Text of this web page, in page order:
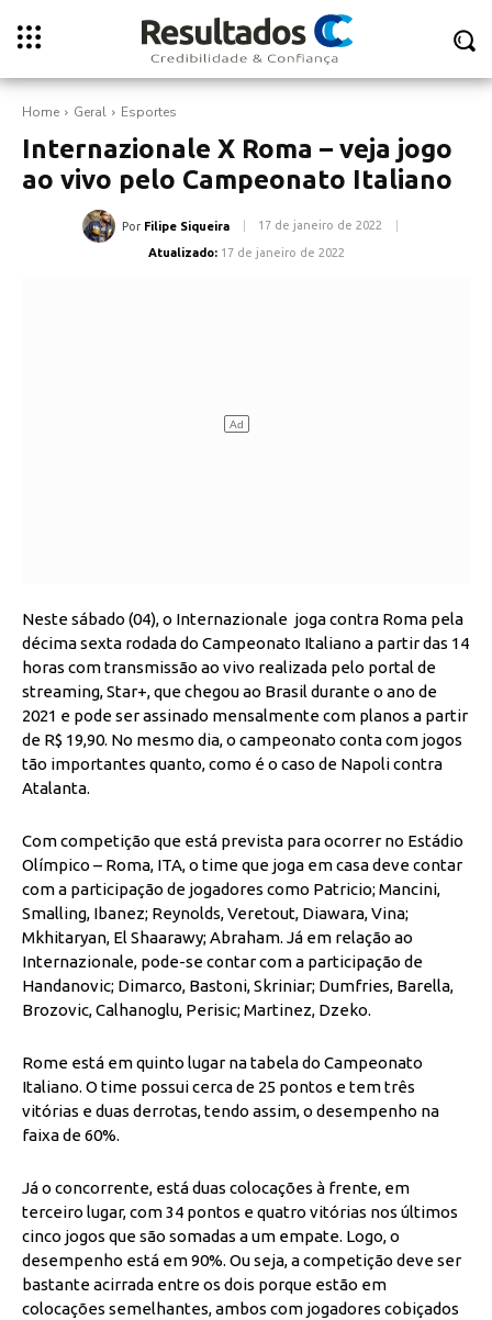
Home Geral Esportes
Internazionale X Roma – veja jogo
ao vivo pelo Campeonato Italiano
Por Filipe Siqueira 17 de janeiro de 2022
Atualizado: 17 de janeiro de 2022
Neste sábado (04), o Internazionale joga contra Roma pela
décima sexta rodada do Campeonato Italiano a partir das 14
horas com transmissão ao vivo realizada pelo portal de
streaming, Star+, que chegou ao Brasil durante o ano de
2021 e pode ser assinado mensalmente com planos a partir
de R$ 19,90. No mesmo dia, o campeonato conta com jogos
tão importantes quanto, como é o caso de Napoli contra
Atalanta.
Com competição que está prevista para ocorrer no Estádio
Olímpico – Roma, ITA, o time que joga em casa deve contar
com a participação de jogadores como Patricio; Mancini,
Smalling, Ibanez; Reynolds, Veretout, Diawara, Vina;
Mkhitaryan, El Shaarawy; Abraham. Já em relação ao
Internazionale, pode-se contar com a participação de
Handanovic; Dimarco, Bastoni, Skriniar; Dumfries, Barella,
Brozovic, Calhanoglu, Perisic; Martinez, Dzeko.
Rome está em quinto lugar na tabela do Campeonato
Italiano. O time possui cerca de 25 pontos e tem três
vitórias e duas derrotas, tendo assim, o desempenho na
faixa de 60%.
Já o concorrente, está duas colocações à frente, em
terceiro lugar, com 34 pontos e quatro vitórias nos últimos
cinco jogos que são somadas a um empate. Logo, o
desempenho está em 90%. Ou seja, a competição deve ser
bastante acirrada entre os dois porque estão em
colocações semelhantes, ambos com jogadores cobiçados